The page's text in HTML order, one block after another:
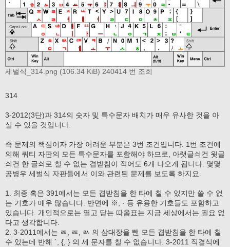
세벌식_314.png (106.34 KiB) 240414 번 조회
314
3-2012(3단)과 314의 숫자 및 특수문자 배치가 매우 유사한 것을 아
실 수 있을 것입니다.
즉 문제의 핵심이자 가장 어려운 부분은 3번 조건입니다. 1번 조건에
의해 쿼티 자판의 모든 특수문자를 포함해야 하므로, 아랫글쇠건 윗글
쇠건 한 글쇠로 칠 수 없는 겹받침이 적어도 6개 나오게 됩니다. 몇몇
공병우 세벌식 자판들에서 이와 관련된 문제를 보도록 하지요.
1. 최종 혹은 391에서는 모든 겹받침을 한 타에 칠 수 있지만 쓸 수 없
는 기호가 매우 많습니다. 반면에 ※, · 등 유용한 기호들도 포함하고
있습니다. 개인적으로는 열고 닫는 따옴표는 지금 세상에서는 필요 없
다고 생각합니다.
2. 3-2011에서는 ㄾ, ㄿ, ㄽ 의 삼대장을 뺀 모든 겹받침을 한 타에 칠
수 있는데 반해 `, {, } 의 세 문자를 칠 수 없습니다. 3-2011 직결식에